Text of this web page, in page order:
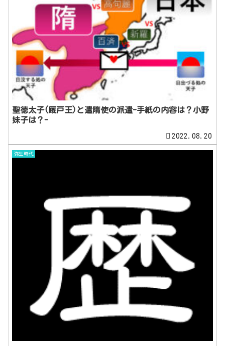
聖徳太子(厩戸王)と遣隋使の派遣-手紙の内容は？小野
妹子は？-
2022.08.20
弥生時代